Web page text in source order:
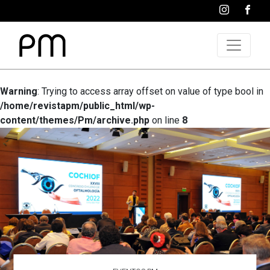
Warning: Trying to access array offset on value of type bool in
/home/revistapm/public_html/wp-
content/themes/Pm/archive.php on line 8